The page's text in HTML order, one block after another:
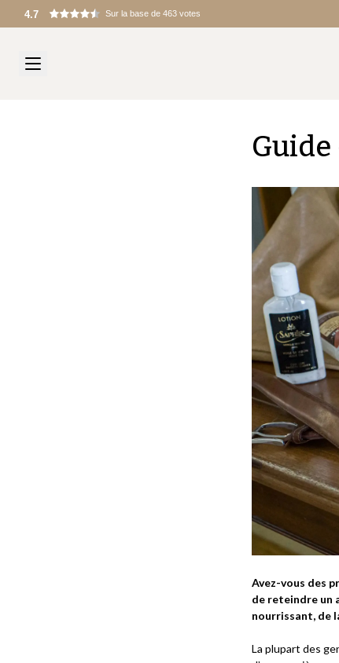
Droits de douane et frais à l’importation appliqués à l’arrivée
Avez-vous des
de reteindre un
nourrissant, de
La plupart des